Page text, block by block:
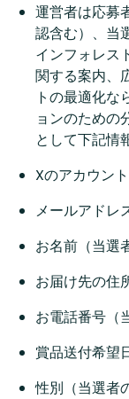
運営者は応募
認含む）、当
インフォレス
関する案内、
トの最適化
ョンのための
として下記情
Xのアカウン
メールアドレ
お名前（当選
お届け先の住
お電話番号（
賞品送付希望
性別（当選者